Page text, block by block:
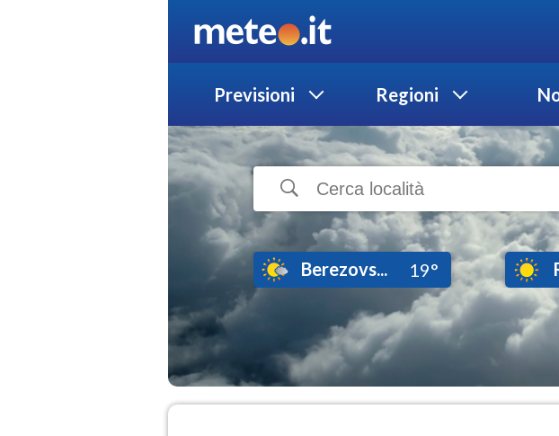
Previsioni Regioni
Berezovs... 19°